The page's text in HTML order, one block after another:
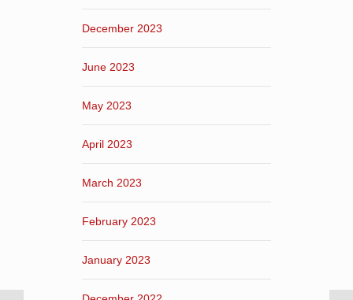
December 2023
June 2023
May 2023
April 2023
March 2023
February 2023
January 2023